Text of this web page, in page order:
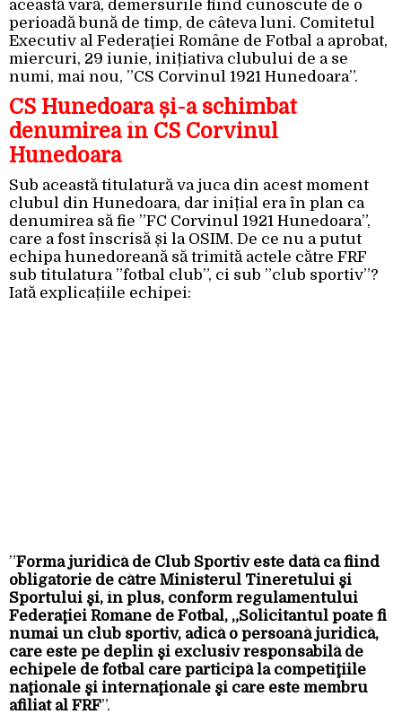
această vară, demersurile fiind cunoscute de o
perioadă bună de timp, de câteva luni. Comitetul
Executiv al Federaţiei Române de Fotbal a aprobat,
miercuri, 29 iunie, inițiativa clubului de a se
numi, mai nou, ”CS Corvinul 1921 Hunedoara”.
CS Hunedoara și-a schimbat
denumirea în CS Corvinul
Hunedoara
Sub această titulatură va juca din acest moment
clubul din Hunedoara, dar inițial era în plan ca
denumirea să fie ”FC Corvinul 1921 Hunedoara”,
care a fost înscrisă și la OSIM. De ce nu a putut
echipa hunedoreană să trimită actele către FRF
sub titulatura ”fotbal club”, ci sub ”club sportiv”?
Iată explicațiile echipei:
”Forma juridică de Club Sportiv este dată ca fiind
obligatorie de către Ministerul Tineretului şi
Sportului şi, în plus, conform regulamentului
Federaţiei Române de Fotbal, „Solicitantul poate fi
numai un club sportiv, adică o persoană juridică,
care este pe deplin şi exclusiv responsabilă de
echipele de fotbal care participă la competiţiile
naţionale şi internaţionale şi care este membru
afiliat al FRF”.